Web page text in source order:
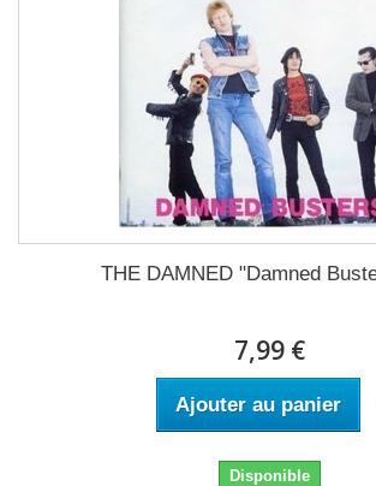
THE DAMNED "Damned
7,99 €
Ajouter au panier
Disponible